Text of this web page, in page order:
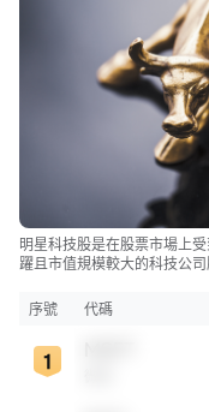
明星科技股是在股票市場上
躍且市值規模較大的科技公
市，特別是科技行業板塊乃
序號 代碼